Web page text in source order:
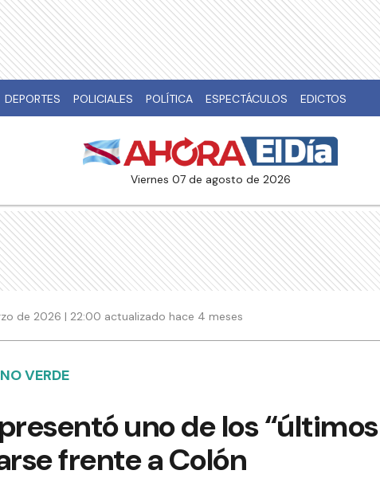
DEPORTES POLICIALES POLÍTICA ESPECTÁCULOS EDICTOS
viernes 07 de agosto de 2026
de 2026 | 22:00 actualizado hace 4 meses
VERDE
uno de los
frente a Colón